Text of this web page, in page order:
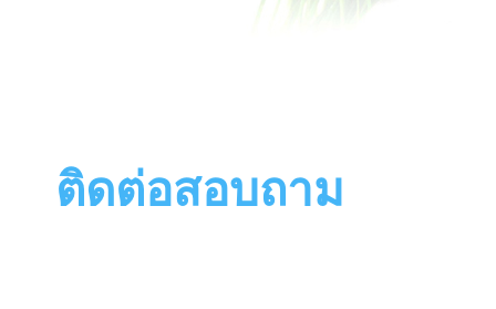
ติดต่อสอบถาม